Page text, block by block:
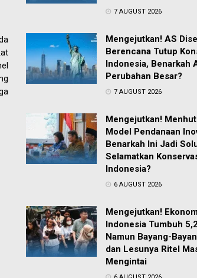
7 AUGUST 2026
Mengejutkan! AS
Berencana Tutup
Indonesia, Benarkah
Perubahan Besar?
7 AUGUST 2026
Mengejutkan!
Model Pendanaan
Benarkah Ini Jadi
Selamatkan
Indonesia?
6 AUGUST 2026
Mengejutkan!
Indonesia Tumbuh
Namun Bayang-
dan Lesunya Ritel
Mengintai